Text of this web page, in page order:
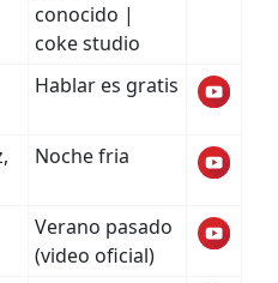
conocido |
coke studio
Hablar es gratis
Noche fria
Verano pasado
(video oficial)